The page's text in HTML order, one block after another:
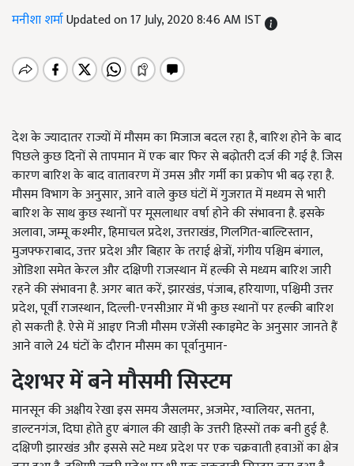
मनीशा शर्माUpdated on 17 July, 2020 8:46 AM IST
देश के ज्यादातर राज्यों में मौसम का मिजाज बदल रहा है, बारिश होने के बाद
पिछले कुछ दिनों से तापमान में एक बार फिर से बढ़ोतरी दर्ज की गई है. जिस
कारण बारिश के बाद वातावरण में उमस और गर्मी का प्रकोप भी बढ़ रहा है.
मौसम विभाग के अनुसार, आने वाले कुछ घंटों में गुजरात में मध्यम से भारी
बारिश के साथ कुछ स्थानों पर मूसलाधार वर्षा होने की संभावना है. इसके
अलावा, जम्मू कश्मीर, हिमाचल प्रदेश, उत्तराखंड, गिलगित-बाल्टिस्तान,
मुजफ्फराबाद, उत्तर प्रदेश और बिहार के तराई क्षेत्रों, गंगीय पश्चिम बंगाल,
ओडिशा समेत केरल और दक्षिणी राजस्थान में हल्की से मध्यम बारिश जारी
रहने की संभावना है. अगर बात करें, झारखंड, पंजाब, हरियाणा, पश्चिमी उत्तर
प्रदेश, पूर्वी राजस्थान, दिल्ली-एनसीआर में भी कुछ स्थानों पर हल्की बारिश
हो सकती है. ऐसे में आइए निजी मौसम एजेंसी स्काइमेट के अनुसार जानते हैं
आने वाले 24 घंटों के दौरान मौसम का पूर्वानुमान-
देशभर में बने मौसमी सिस्टम
मानसून की अक्षीय रेखा इस समय जैसलमर, अजमेर, ग्वालियर, सतना,
डाल्टनगंज, दिघा होते हुए बंगाल की खाड़ी के उत्तरी हिस्सों तक बनी हुई है.
दक्षिणी झारखंड और इससे सटे मध्य प्रदेश पर एक चक्रवाती हवाओं का क्षेत्र